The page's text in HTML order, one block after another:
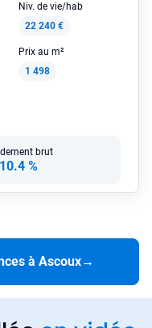
Niv. de vie/hab
22 240 €
Prix au m²
1 498
brut
10.4 %
à Ascoux→